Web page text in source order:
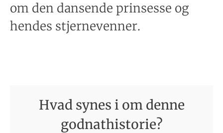
om den dansende prinsesse og
hendes stjernevenner.
Hvad synes i om denne
godnathistorie?